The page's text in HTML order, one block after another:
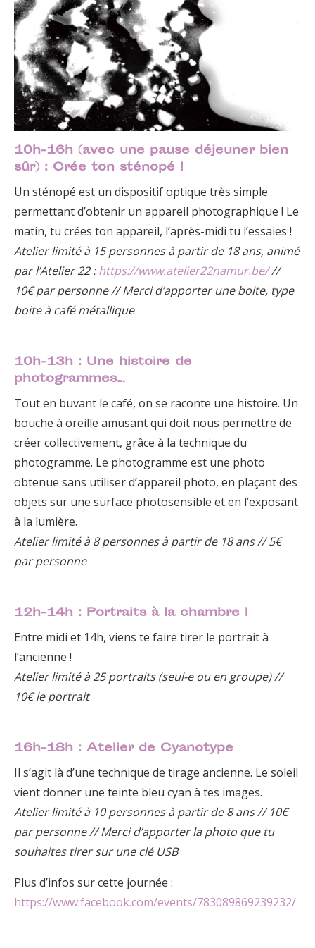
10h-16h (avec une pause déjeuner bien
sûr) : Crée ton sténopé !
Un sténopé est un dispositif optique très simple
permettant d’obtenir un appareil photographique ! Le
matin, tu crées ton appareil, l’après-midi tu l’essaies !
Atelier limité à 15 personnes à partir de 18 ans, animé
par l’Atelier 22 :https://www.atelier22namur.be///
10€ par personne // Merci d’apporter une boite, type
boite à café métallique
10h-13h : Une histoire de
photogrammes…
Tout en buvant le café, on se raconte une histoire. Un
bouche à oreille amusant qui doit nous permettre de
créer collectivement, grâce à la technique du
photogramme. Le photogramme est une photo
obtenue sans utiliser d’appareil photo, en plaçant des
objets sur une surface photosensible et en l’exposant
à la lumière.
Atelier limité à 8 personnes à partir de 18 ans // 5€
par personne
12h-14h : Portraits à la chambre !
Entre midi et 14h, viens te faire tirer le portrait à
l’ancienne !
Atelier limité à 25 portraits (seul-e ou en groupe) //
10€ le portrait
16h-18h : Atelier de Cyanotype
Il s’agit là d’une technique de tirage ancienne. Le soleil
vient donner une teinte bleu cyan à tes images.
Atelier limité à 10 personnes à partir de 8 ans // 10€
par personne // Merci d’apporter la photo que tu
souhaites tirer sur une clé USB
Plus d’infos sur cette journée :
https://www.facebook.com/events/783089869239232/